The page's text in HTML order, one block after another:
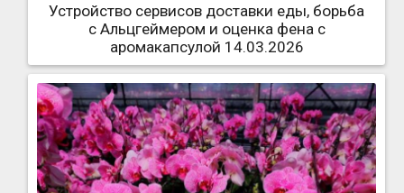
Устройство сервисов доставки еды, борьба
с Альцгеймером и оценка фена с
аромакапсулой 14.03.2026